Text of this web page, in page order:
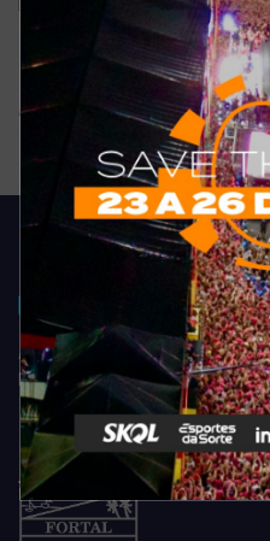
Ver
Arquivo de enquete
Acompanhe todas as
Fortaleza. Dicas, promoções,